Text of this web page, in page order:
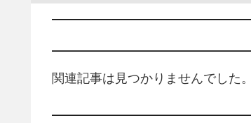
関連記事は見つかりませんでした。